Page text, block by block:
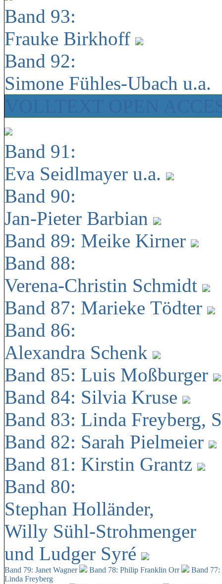
Band 93:
Frauke Birkhoff
Band 92:
Simone Fühles-Ubach u.a.
Band 91:
Eva Seidlmayer u.a.
Band 90:
Jan-Pieter Barbian
Band 89: Meike Kirner
Band 88:
Verena-Christin Schmidt
Band 87: Marieke Tödter
Band 86:
Alexandra Schenk
Band 85: Luis Moßburger
Band 84: Silvia Kruse
Band 83: Linda Freyberg,
Band 82: Sarah Pielmeier
Band 81: Kirstin Grantz
Band 80:
Stephan Holländer,
Willy Sühl-Strohmenger
und Ludger Syré
Band 79: Janet Wagner Band 78: Philip Franklin Orr
Band
Linda Freyberg